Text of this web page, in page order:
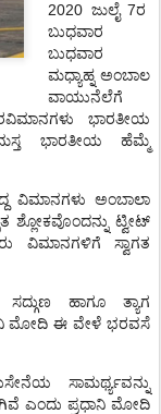
2020 ಜುಲೈ 7ರ
ಬುಧವಾರ
ಬುಧವಾರ
ಮಧ್ಯಾಹ್ನ ಅಂಬಾಲ
ವಾಯುನೆಲೆಗೆ
ಭಾರತೀಯ
ಭಾರತೀಯ
ಹೆಮ್ಮೆ
ವಿಮಾನಗಳು ಅಂಬಾಲಾ
ಶ್ಲೋಕವೊಂದನ್ನು ಟ್ವೀಟ್
ವಿಮಾನಗಳಿಗೆ
ಸ್ವಾಗತ
ಸದ್ಗುಣ ಹಾಗೂ
ತ್ಯಾಗ
ಮೋದಿ ಈ ವೇಳೆ ಭರವಸೆ
ಸಾಮರ್ಥ್ಯವನ್ನು
ಎಂದು ಪ್ರಧಾನಿ ಮೋದಿ